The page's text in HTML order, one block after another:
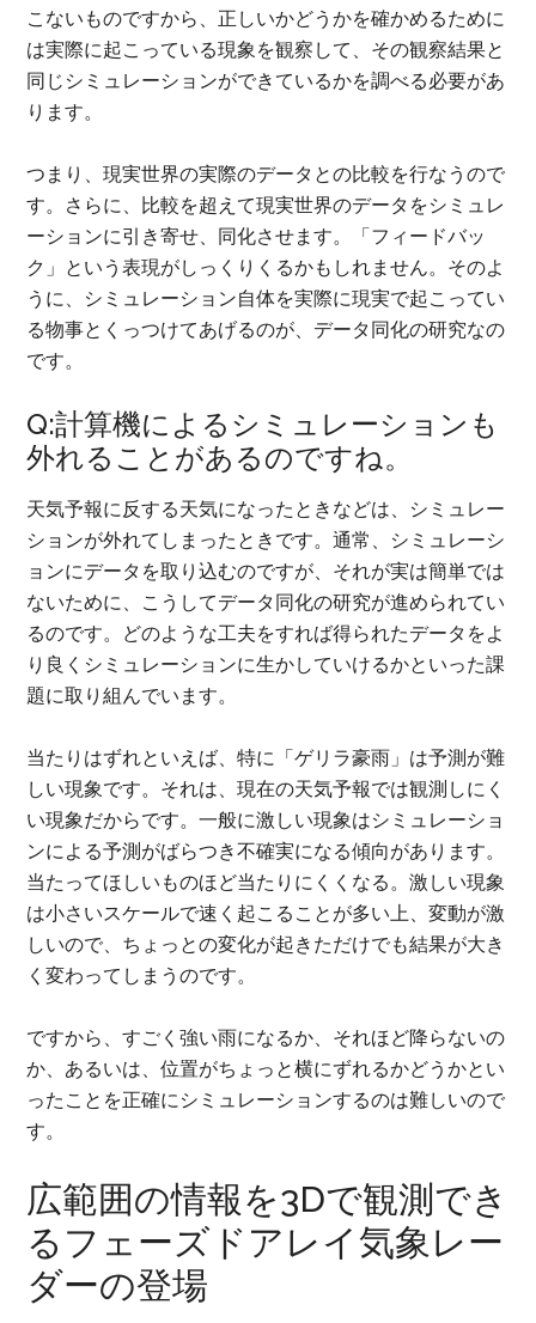
こないものですから、正しいかどうかを確かめるために
は実際に起こっている現象を観察して、その観察結果と
同じシミュレーションができているかを調べる必要があ
ります。
つまり、現実世界の実際のデータとの比較を行なうので
す。さらに、比較を超えて現実世界のデータをシミュレ
ーションに引き寄せ、同化させます。「フィードバッ
ク」という表現がしっくりくるかもしれません。そのよ
うに、シミュレーション自体を実際に現実で起こってい
る物事とくっつけてあげるのが、データ同化の研究なの
です。
Q:計算機によるシミュレーションも
外れることがあるのですね。
天気予報に反する天気になったときなどは、シミュレー
ションが外れてしまったときです。通常、シミュレーシ
ョンにデータを取り込むのですが、それが実は簡単では
ないために、こうしてデータ同化の研究が進められてい
るのです。どのような工夫をすれば得られたデータをよ
り良くシミュレーションに生かしていけるかといった課
題に取り組んでいます。
当たりはずれといえば、特に「ゲリラ豪雨」は予測が難
しい現象です。それは、現在の天気予報では観測しにく
い現象だからです。一般に激しい現象はシミュレーショ
ンによる予測がばらつき不確実になる傾向があります。
当たってほしいものほど当たりにくくなる。激しい現象
は小さいスケールで速く起こることが多い上、変動が激
しいので、ちょっとの変化が起きただけでも結果が大き
く変わってしまうのです。
ですから、すごく強い雨になるか、それほど降らないの
か、あるいは、位置がちょっと横にずれるかどうかとい
ったことを正確にシミュレーションするのは難しいので
す。
広範囲の情報を3Dで観測でき
るフェーズドアレイ気象レー
ダーの登場